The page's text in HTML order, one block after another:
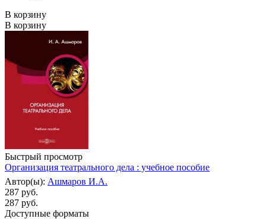
В корзину
В корзину
Быстрый просмотр
Организация театрального дела : учебное пособие
Автор(ы): Ашмаров И.А.
287 руб.
287 руб.
Доступные форматы